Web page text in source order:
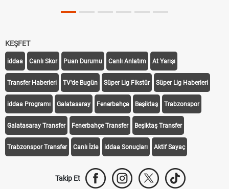
KEŞFET
iddaa Canlı Skor Puan Durumu Canlı Anlatım At Yarışı
Transfer Haberleri TV'de Bugün Süper Lig Fikstür Süper Lig Haberleri
iddaa Programı Galatasaray Fenerbahçe Beşiktaş Trabzonspor
Galatasaray Transfer Fenerbahçe Transfer Beşiktaş Transfer
Trabzonspor Transfer Canlı İzle iddaa Sonuçları Aktif Sayaç